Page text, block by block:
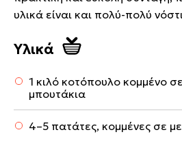
υλικά είναι και πολύ-πολύ
Υλικά
1 κιλό κοτόπουλο κομμένο
μπουτάκια
4–5 πατάτες, κομμένες σε